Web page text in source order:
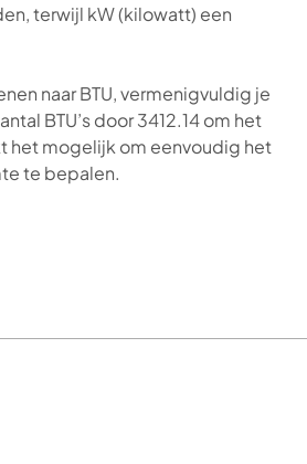
terwijl kW (kilowatt) een
naar BTU, vermenigvuldig je
BTU’s door 3412.14 om het
het mogelijk om eenvoudig het
te bepalen.